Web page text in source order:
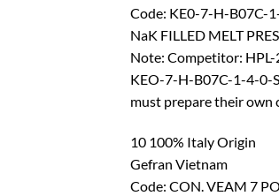
Code: KE0-7-H-B07C-
NaK FILLED MELT
Note: Competitor:
KEO-7-H-B07C-1-4-0-
must prepare their own
10 100% Italy Origin
Gefran Vietnam
Code: CON. VEAM 7